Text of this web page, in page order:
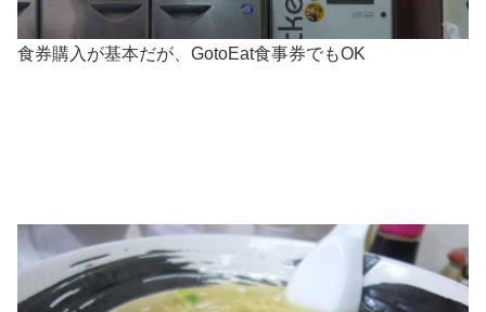
食券購入が基本だが、GotoEat食事券でもOK